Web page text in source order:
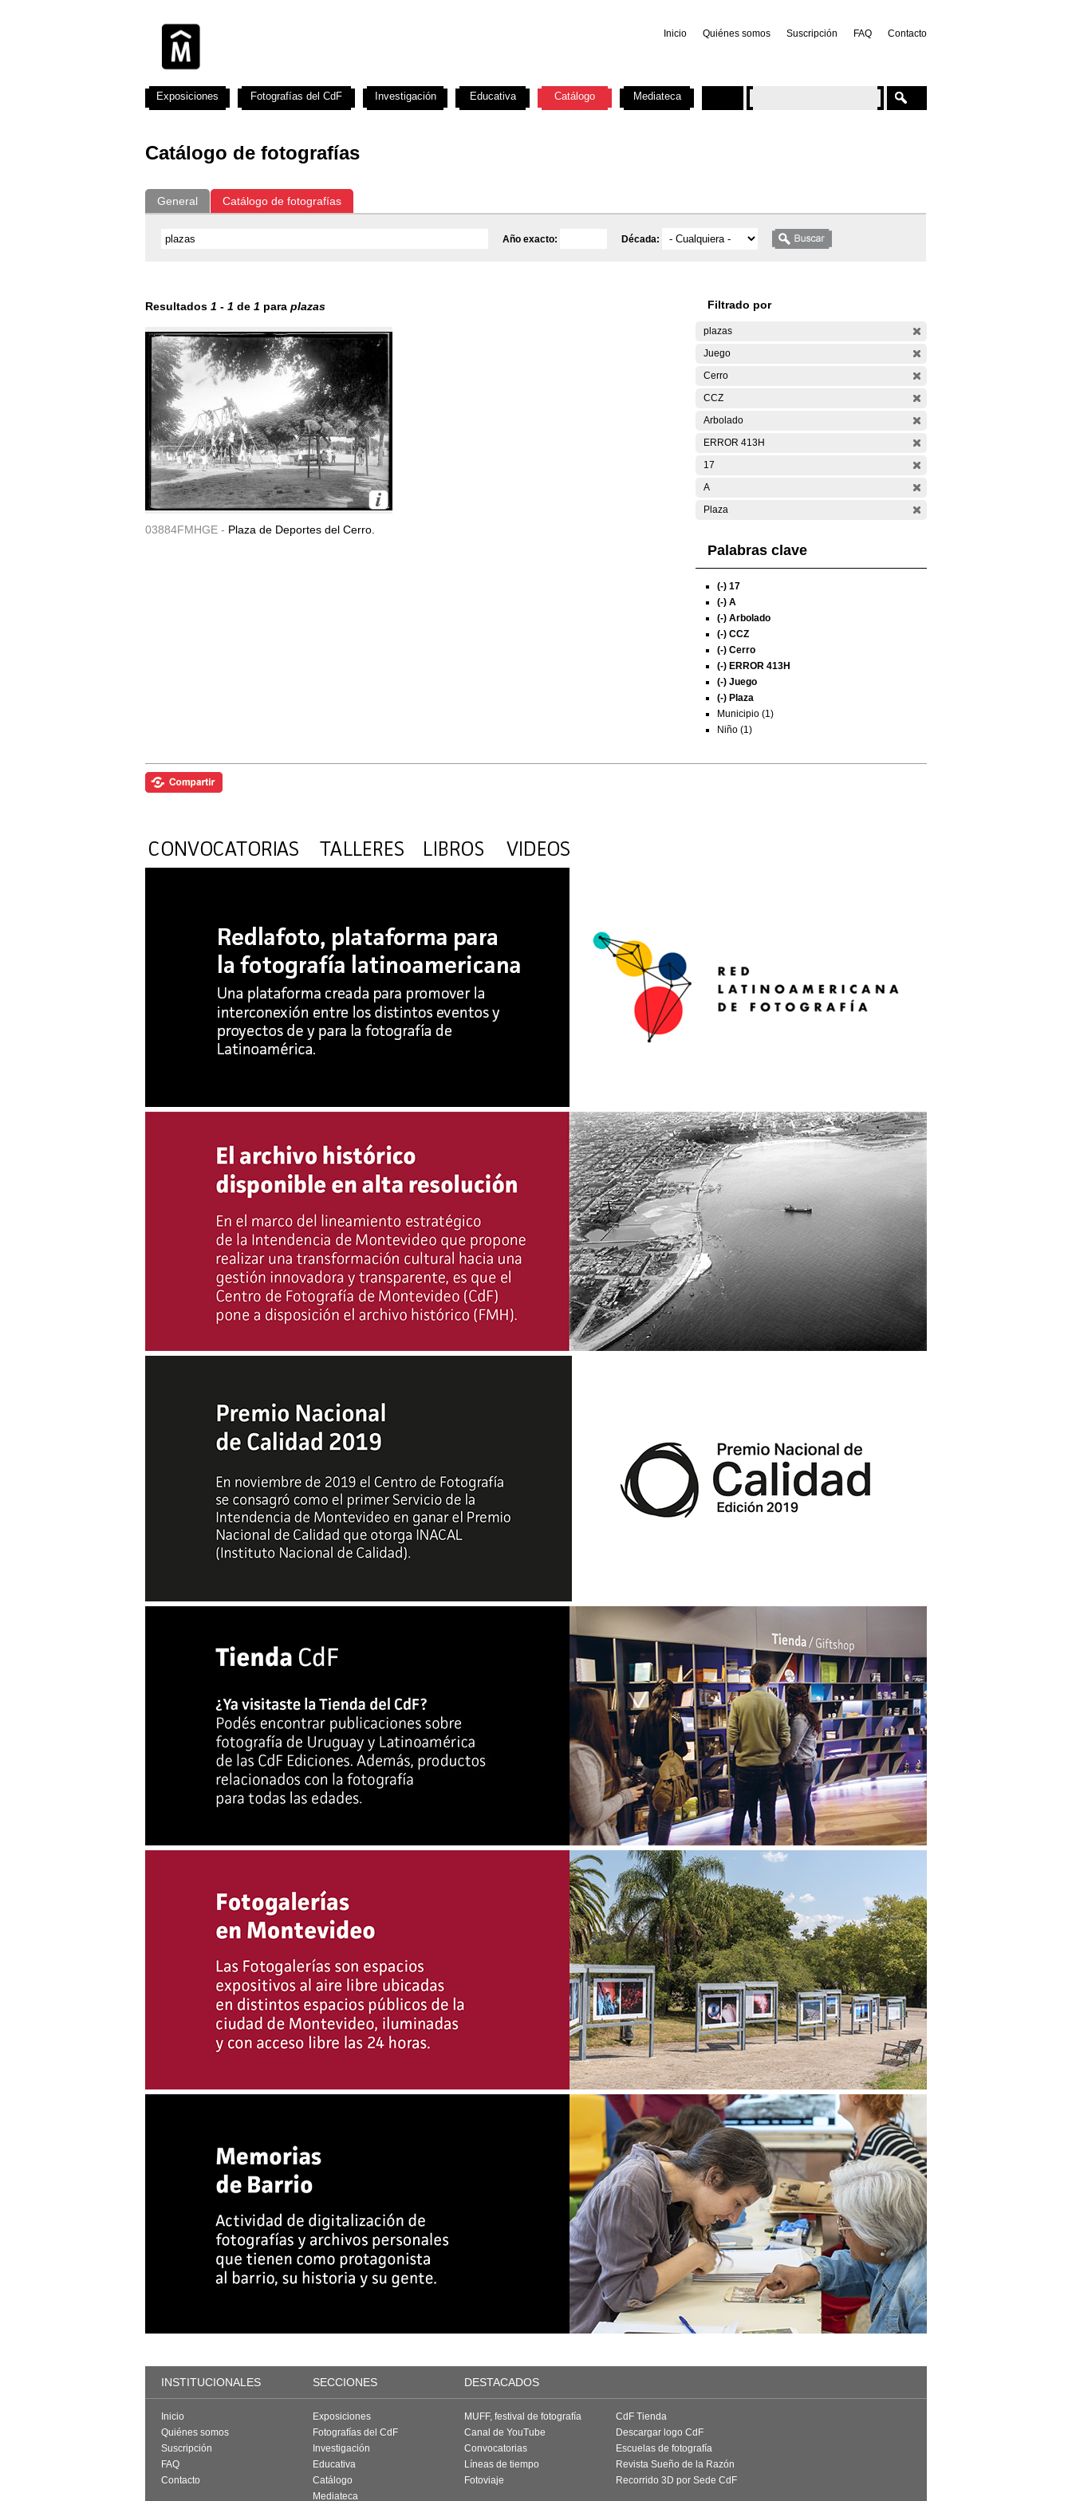
Inicio Quiénes somos Suscripción FAQ Contacto
Catálogo de fotografías
General Catálogo de fotografías
Año exacto: Década:
Resultados 1 - 1 de 1 para plazas
03884FMHGE - Plaza de Deportes del Cerro.
Filtrado por
plazas
Juego
Cerro
CCZ
Arbolado
ERROR 413H
17
A
Plaza
Palabras clave
(-) 17
(-) A
(-) Arbolado
(-) CCZ
(-) Cerro
(-) ERROR 413H
(-) Juego
(-) Plaza
Municipio (1)
Niño (1)
Exposiciones Fotografías del CdF Investigación Educativa Catálogo Mediateca
INSTITUCIONALES SECCIONES DESTACADOS
Inicio
Quiénes somos
Suscripción
FAQ
Contacto
Exposiciones
Fotografías del CdF
Investigación
Educativa
Catálogo
Mediateca
MUFF, festival de fotografía
Canal de YouTube
Convocatorias
Líneas de tiempo
Fotoviaje
CdF Tienda
Descargar logo CdF
Escuelas de fotografía
Revista Sueño de la Razón
Recorrido 3D por Sede CdF